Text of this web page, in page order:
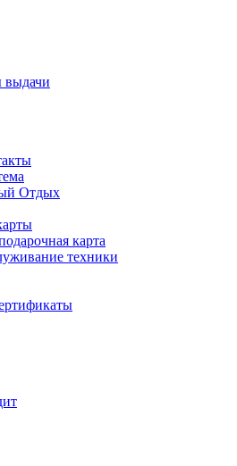
Отдых
карта
техники